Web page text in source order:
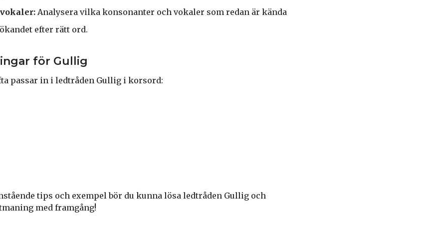
Analysera vilka konsonanter och vokaler som redan är kända
efter rätt ord.
för Gullig
passar in i ledtråden Gullig i korsord:
tips och exempel bör du kunna lösa ledtråden Gullig och
med framgång!